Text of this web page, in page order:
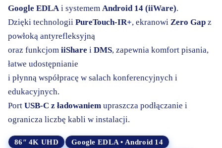
Google EDLAi systemem Android 14 (iiWare).
Dzięki technologii PureTouch-IR+, ekranowi Zero Gap z
powłoką antyrefleksyjną
oraz funkcjom iiShare i DMS, zapewnia komfort pisania,
łatwe udostępnianie
i płynną współpracę w salach konferencyjnych i
edukacyjnych.
Port USB-C z ładowaniem upraszcza podłączanie i
ogranicza liczbę kabli w instalacji.
86″ 4K UHD
Google EDLA • Android 14